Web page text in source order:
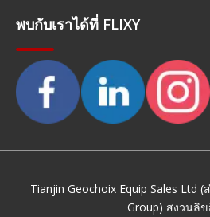
พบกับเราได้ที่ FLIXY
Tianjin Geochoix Equip Sales Ltd
Group) สงวนลิ